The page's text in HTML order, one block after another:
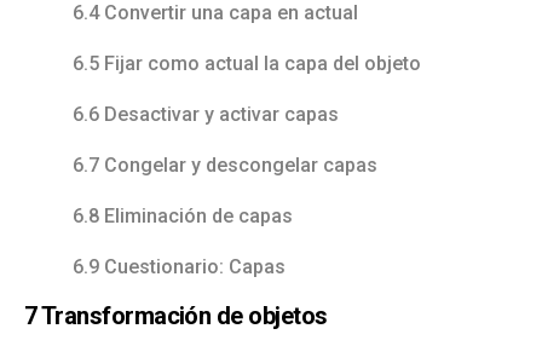
6.4 Convertir una capa en actual
6.5 Fijar como actual la capa del objeto
6.6 Desactivar y activar capas
6.7 Congelar y descongelar capas
6.8 Eliminación de capas
6.9 Cuestionario: Capas
7 Transformación de objetos